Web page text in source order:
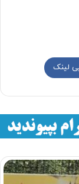
لینک